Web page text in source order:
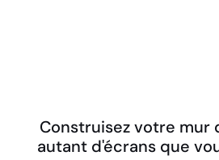
Construisez votre mur
autant d'écrans que